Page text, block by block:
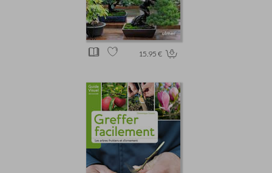
15.95 €